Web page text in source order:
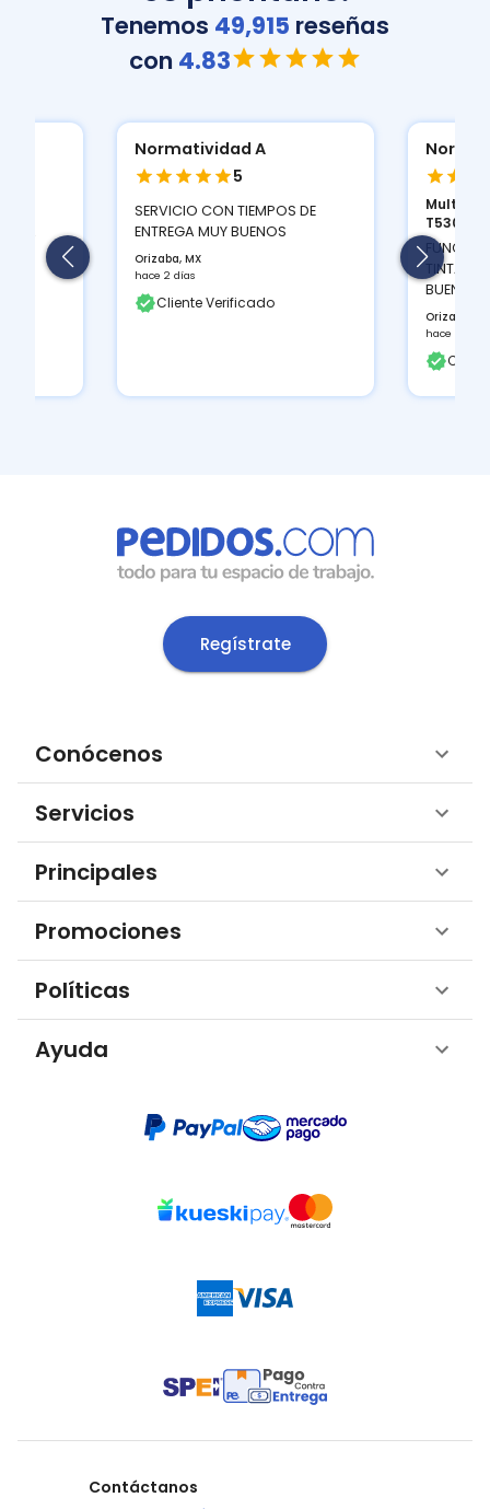
Tenemos 49,915 reseñas
con 4.83
Normatividad A
5
SERVICIO CON TIEMPOS DE
ENTREGA MUY BUENOS
Orizaba, MX
hace 2 días
Cliente Verificado
T530D...
TINTAS
BUEN
Orizaba,
hace 2 días
Regístrate
Conócenos
Servicios
Principales
Promociones
Políticas
Ayuda
Contáctanos